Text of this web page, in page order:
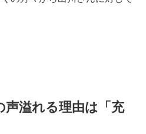
声溢れる理由は「充